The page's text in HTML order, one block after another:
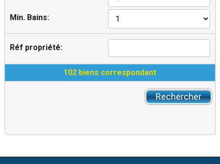
Min. Bains:
Réf propriété:
102 biens correspondant